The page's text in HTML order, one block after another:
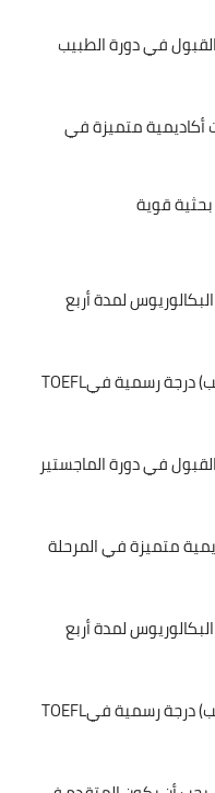
في دورة الطبيب
أكاديمية متميزة في
قوية
لمدة أربع
(درجة رسمية فيTOEFL
في دورة الماجستير
متميزة في المرحلة
لمدة أربع
(درجة رسمية فيTOEFL